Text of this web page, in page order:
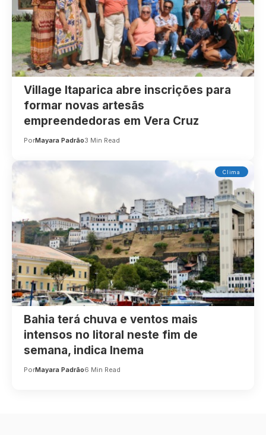
Village Itaparica abre inscrições para
formar novas artesãs
empreendedoras em Vera Cruz
PorMayara Padrão3 Min Read
Clima
Bahia terá chuva e ventos mais
intensos no litoral neste fim de
semana, indica Inema
PorMayara Padrão6 Min Read